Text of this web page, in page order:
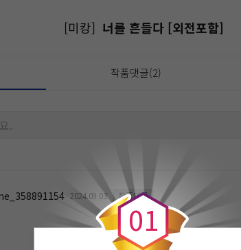
[미캉] 너를 흔들다 [외전포함]
작품댓글(2)
.
2024.09.03 작품댓글
0
0
1